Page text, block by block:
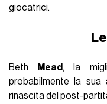
giocatrici.
Beth Mead , la
probabilmente la sua
rinascita del post-